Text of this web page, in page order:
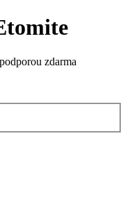
zdarma